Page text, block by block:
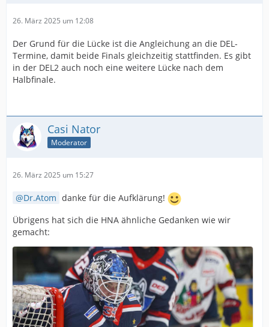
26. März 2025 um 12:08
Der Grund für die Lücke ist die Angleichung an die DEL-
Termine, damit beide Finals gleichzeitig stattfinden. Es gibt
in der DEL2 auch noch eine weitere Lücke nach dem
Halbfinale.
Casi Nator
Moderator
26. März 2025 um 15:27
Dr.Atom danke für die Aufklärung!
Übrigens hat sich die HNA ähnliche Gedanken wie wir
gemacht: